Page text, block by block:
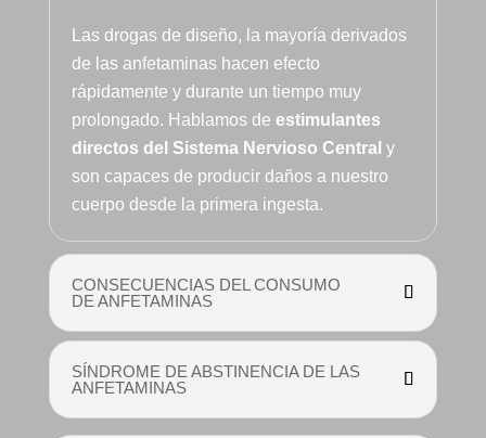
Las drogas de diseño, la mayoría derivados
de las anfetaminas hacen efecto
rápidamente y durante un tiempo muy
prolongado. Hablamos de estimulantes
directos del Sistema Nervioso Central y
son capaces de producir daños a nuestro
cuerpo desde la primera ingesta.
CONSECUENCIAS DEL CONSUMO
DE ANFETAMINAS
SÍNDROME DE ABSTINENCIA DE LAS
ANFETAMINAS